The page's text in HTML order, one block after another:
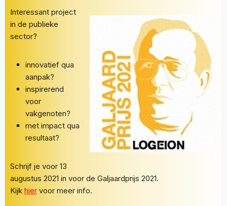
Interessant project
in de publieke
sector?
innovatief qua
aanpak?
inspirerend
voor
vakgenoten?
met impact qua
resultaat?
Schrijf je voor 13
augustus 2021 in voor de Galjaardprijs 2021.
Kijk hier voor meer info.